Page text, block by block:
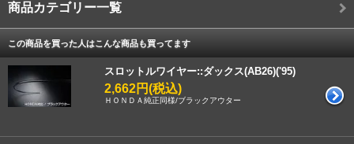
商品カテゴリー一覧
この商品を買った人はこんな商品も買ってます
スロットルワイヤー::ダックス(AB26)('95)
2,662円(税込)
ＨＯＮＤＡ純正同様/ブラックアウター